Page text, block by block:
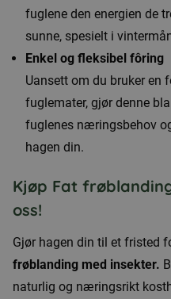
fuglene den energien de
sunne, spesielt i
Enkel og fleksibel fôring
Uansett om du bruker en
fuglemater, gjør denne
fuglenes næringsbehov
hagen din.
Kjøp Fat
oss!
Gjør hagen din til et fristed
frøblanding med insekter.
naturlig og næringsrikt